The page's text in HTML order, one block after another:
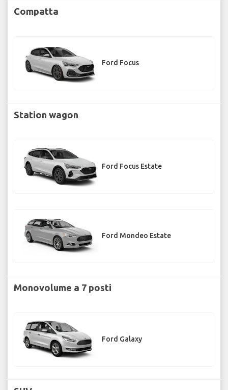
Compatta
Ford Focus
Station wagon
Ford Focus Estate
Ford Mondeo Estate
Monovolume a 7 posti
Ford Galaxy